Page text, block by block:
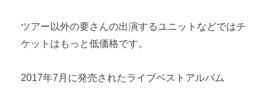
ツアー以外の要さんの出演するユニットなどではチ
ケットはもっと低価格です。
2017年7月に発売されたライブベストアルバム